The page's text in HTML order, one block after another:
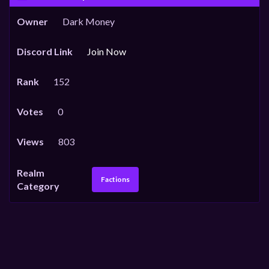
Owner Dark Money
Discord Link Join Now
Rank 152
Votes 0
Views 803
Realm
Category
Factions